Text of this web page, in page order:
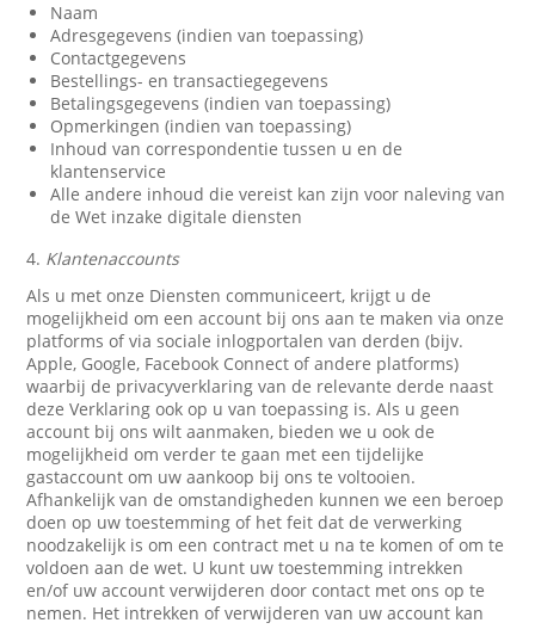
Naam
Adresgegevens (indien van toepassing)
Contactgegevens
Bestellings- en transactiegegevens
Betalingsgegevens (indien van toepassing)
Opmerkingen (indien van toepassing)
Inhoud van correspondentie tussen u en de
klantenservice
Alle andere inhoud die vereist kan zijn voor naleving van
de Wet inzake digitale diensten
4. Klantenaccounts
Als u met onze Diensten communiceert, krijgt u de
mogelijkheid om een account bij ons aan te maken via onze
platforms of via sociale inlogportalen van derden (bijv.
Apple, Google, Facebook Connect of andere platforms)
waarbij de privacyverklaring van de relevante derde naast
deze Verklaring ook op u van toepassing is. Als u geen
account bij ons wilt aanmaken, bieden we u ook de
mogelijkheid om verder te gaan met een tijdelijke
gastaccount om uw aankoop bij ons te voltooien.
Afhankelijk van de omstandigheden kunnen we een beroep
doen op uw toestemming of het feit dat de verwerking
noodzakelijk is om een contract met u na te komen of om te
voldoen aan de wet. U kunt uw toestemming intrekken
en/of uw account verwijderen door contact met ons op te
nemen. Het intrekken of verwijderen van uw account kan